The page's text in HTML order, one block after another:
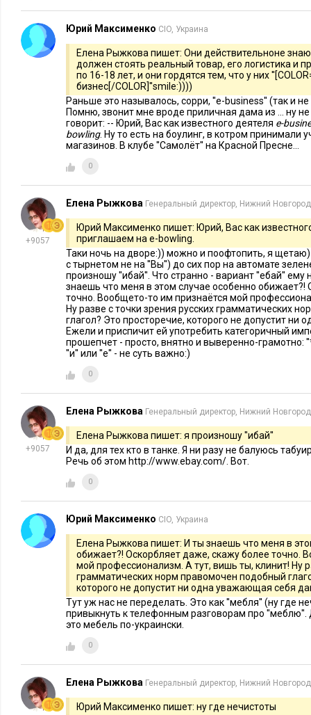
Правило четвертое: доставка не должна вызывать
Здесь хотелось бы остановиться на двух моментах.
– выбор способа доставки. Условия и широта
важнейших критериев выбора пользователем интернет-
аудиторию ЕС и США больше беспокоит безопасность
данных, то 80% российских пользователей озабочены
Второй– сама доставка. Максимальное удовлетворение
покупки возникает в процессе корректной и
привозят именно то, что он заказывал, товар качественный
время. Организуйте собственную службу, как это сделали
российский «Утконос», доставляйте с помощью
крупнейших интернет-магазинов рейтинга Top 500 Internet
или бесплатно, главное – доставка не должна вызывать
Правило пятое: команда
Организация деятельности интернет-магазина
сотрудников. Несмотря на то, что часть процессов может
организациям (аутсорсинг), часть осуществляться
непосредственно квалифицированным штатным
интернет-магазина.
В основе эффективной деятельности и непрерывного
Компетенции руководителей в предметной области:
Компетенции руководителей в интернет-ритейле:
канала продвижения и коммуникации с потребителем,
в Интернете, технического устройства сайта и факторов
Корректная юридическая регистрацияопределяет
интернет-магазин, как и любой другой коммерческий и
заинтересованных сторон: на какое лицо оформляется
Работающие стандарты деятельности и функционал
Вне зависимости от масштаба, его географии или
Юрий Максименко CIO, Украина
Елена Рыжкова пишет: Они действительноне
должен стоять реальный товар, его логистика и
по 16-18 лет, и они гордятся тем, что у них
бизнес[/COLOR]''smile:))))
Раньше это называлось, сорри, ''e-business'' (так и
Помню, звонит мне вроде приличная дама из ... ну
говорит: -- Юрий, Вас как известного деятеля e-
bowling. Ну то есть на боулинг, в котром принимали
магазинов. В клубе ''Самолёт'' на Красной Пресне...
0
+9057
Елена Рыжкова Генеральный директор, Нижний Новгород
Юрий Максименко пишет: Юрий, Вас как
приглашаем на e-bowling.
Таки ночь на дворе:)) можно и поофтопить, я
с тырнетом не на ''Вы'') до сих пор на автомате
произношу ''ибай''. Что странно - вариант ''ебай''
знаешь что меня в этом случае особенно
точно. Вообщето-то им признаётся мой
Ну разве с точки зрения русских грамматических
глагол? Это просторечие, которого не допустит
Ежели и приспичит ей употребить категоричный
прошепчет - просто, внятно и выверенно-грамотно:
''и'' или ''е'' - не суть важно:)
0
+9057
Елена Рыжкова Генеральный директор, Нижний Новгород
Елена Рыжкова пишет: я произношу ''ибай''
И да, для тех кто в танке. Я ни разу не балуюсь
Речь об этом http://www.ebay.com/. Вот.
0
Юрий Максименко CIO, Украина
Елена Рыжкова пишет: И ты знаешь что меня в
обижает?! Оскорбляет даже, скажу более точно.
мой профессионализм. А тут, вишь ты, клинит! Ну
грамматических норм правомочен подобный
которого не допустит ни одна уважающая себя
Тут уж нас не переделать. Это как ''мебля'' (ну где
привыкнуть к телефонным разговорам про ''меблю''.
это мебель по-украински.
0
Елена Рыжкова Генеральный директор, Нижний Новгород
Юрий Максименко пишет: ну где нечистоты